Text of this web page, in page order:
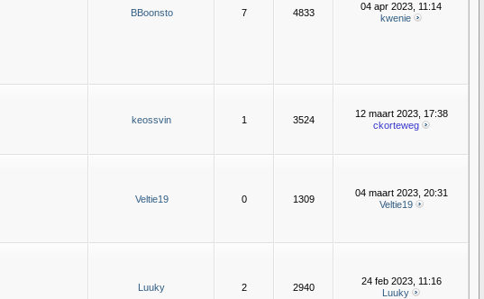
BBoonsto 7 4833
04 apr 2023, 11:14
kwenie
keossvin 1 3524
12 maart 2023, 17:38
ckorteweg
Veltie19 0 1309
04 maart 2023, 20:31
Veltie19
Luuky 2 2940
24 feb 2023, 11:16
Luuky